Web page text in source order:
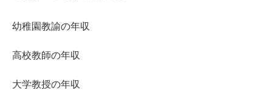
幼稚園教諭の年収
高校教師の年収
大学教授の年収